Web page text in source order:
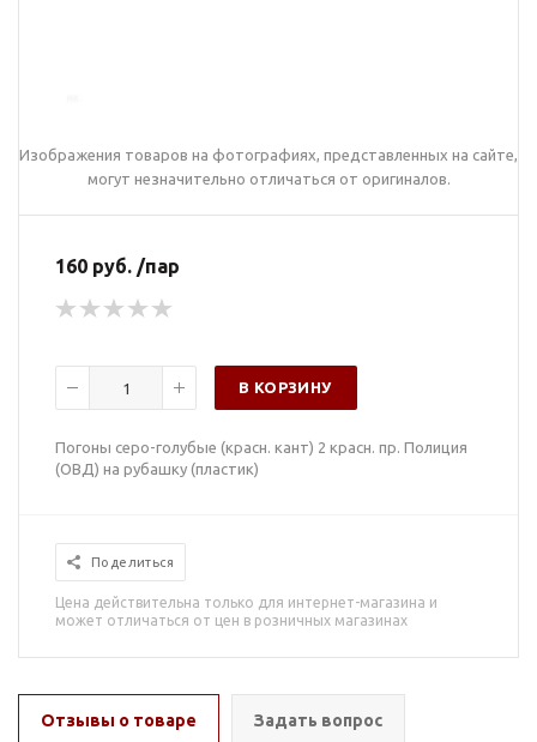
Изображения товаров на фотографиях, представленных на сайте,
могут незначительно отличаться от оригиналов.
160 руб. /пар
В КОРЗИНУ
Погоны серо-голубые (красн. кант) 2 красн. пр. Полиция
(ОВД) на рубашку (пластик)
Поделиться
Цена действительна только для интернет-магазина и
может отличаться от цен в розничных магазинах
Отзывы о товаре Задать вопрос